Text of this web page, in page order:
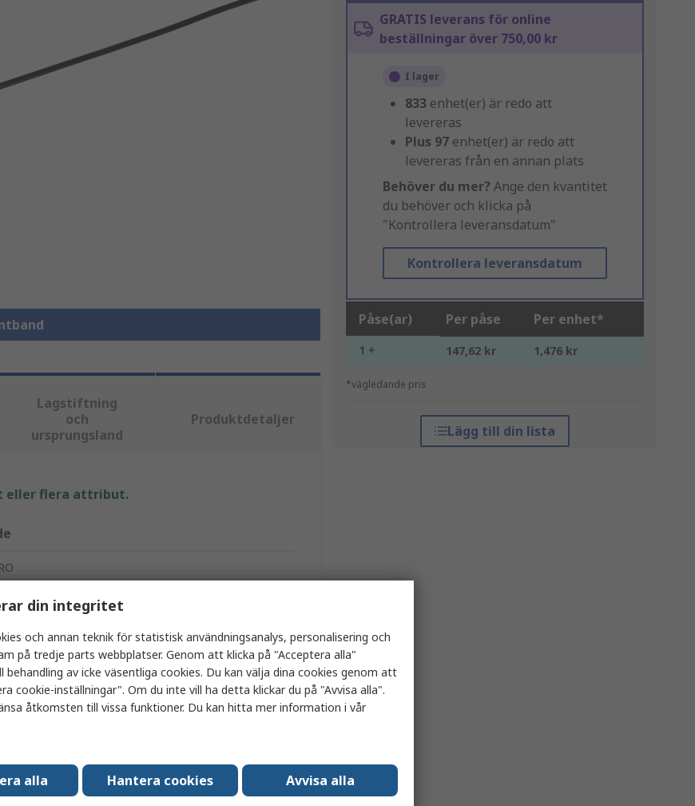
GRATIS leverans för online
beställningar över 750,00 kr
I lager
833 enhet(er) är redo att
levereras
Plus 97 enhet(er) är redo att
levereras från en annan plats
Behöver du mer? Ange den kvantitet
du behöver och klicka på
"Kontrollera leveransdatum"
Kontrollera leveransdatum
Påse(ar) Per påse Per enhet*
1 + 147,62 kr 1,476 kr
*vägledande pris
Lägg till din lista
Lagstiftning
och
ursprungsland
Produktdetaljer
eller flera attribut.
din integritet
och annan teknik för statistisk användningsanalys, personalisering och
på tredje parts webbplatser. Genom att klicka på "Acceptera alla"
behandling av icke väsentliga cookies. Du kan välja dina cookies genom att
cookie-inställningar". Om du inte vill ha detta klickar du på "Avvisa alla".
åtkomsten till vissa funktioner. Du kan hitta mer information i vår
alla Hantera cookies Avvisa alla